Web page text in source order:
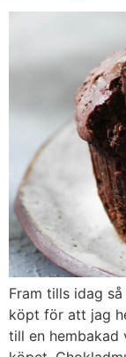
Fram tills idag
köpt för att jag
till en hembakad